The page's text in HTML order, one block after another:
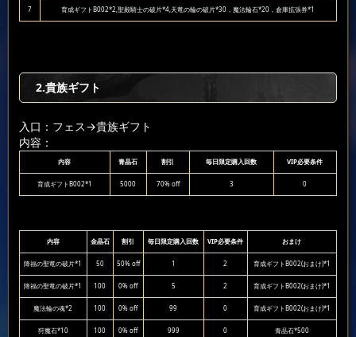
7 育成ギフトB002*2,聖殿騎士の破片*4,天竜の輪の破片*30，魔法輪石*20，倉庫拡張券*1
2.貴族ギフト
入口：フェス→貴族ギフト
内容：
内容 青晶石 割引 毎日限定購入回数 VIP必要条件
育成ギフトB002*1 5000 70% off 3 0
内容 金晶石 割引 毎日限定購入回数 VIP必要条件 おまけ
降福の聖竜の破片*1 50 50% off 1 2 育成ギフトB002(おまけ)*1
降福の聖竜の破片*1 100 0% off 5 2 育成ギフトB002(おまけ)*1
魔法輪の魂*2 100 0% off 99 0 育成ギフトB002(おまけ)*1
狩魔石*10 100 0% off 999 0 青晶石*500